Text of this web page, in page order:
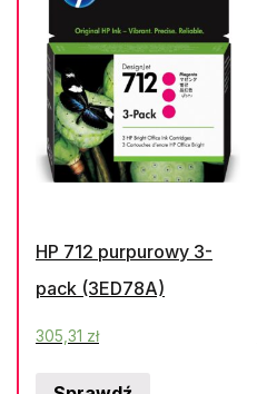
HP 712 purpurowy 3-
pack (3ED78A)
305,31 zł